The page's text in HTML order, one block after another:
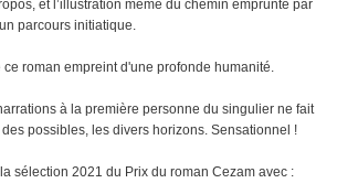
et l’illustration même du chemin emprunté par
parcours initiatique.
ce roman empreint d'une profonde humanité.
à la première personne du singulier ne fait
possibles, les divers horizons. Sensationnel !
sélection 2021 du Prix du roman Cezam avec :